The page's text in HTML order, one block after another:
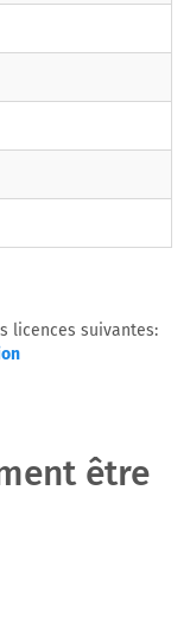
licences suivantes:
être